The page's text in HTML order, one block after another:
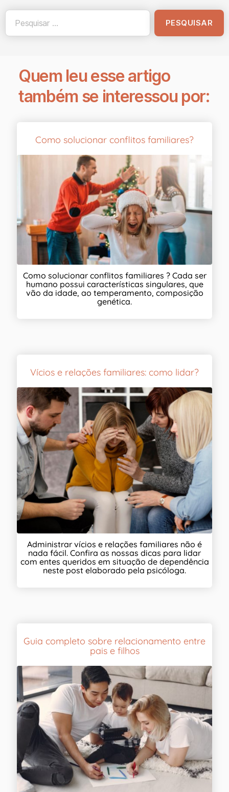
Quem leu esse artigo
também se interessou por:
Como solucionar conflitos familiares?
Como solucionar conflitos familiares ? Cada ser
humano possui características singulares, que
vão da idade, ao temperamento, composição
genética.
Vícios e relações familiares: como lidar?
Administrar vícios e relações familiares não é
nada fácil. Confira as nossas dicas para lidar
com entes queridos em situação de dependência
neste post elaborado pela psicóloga.
Guia completo sobre relacionamento entre
pais e filhos